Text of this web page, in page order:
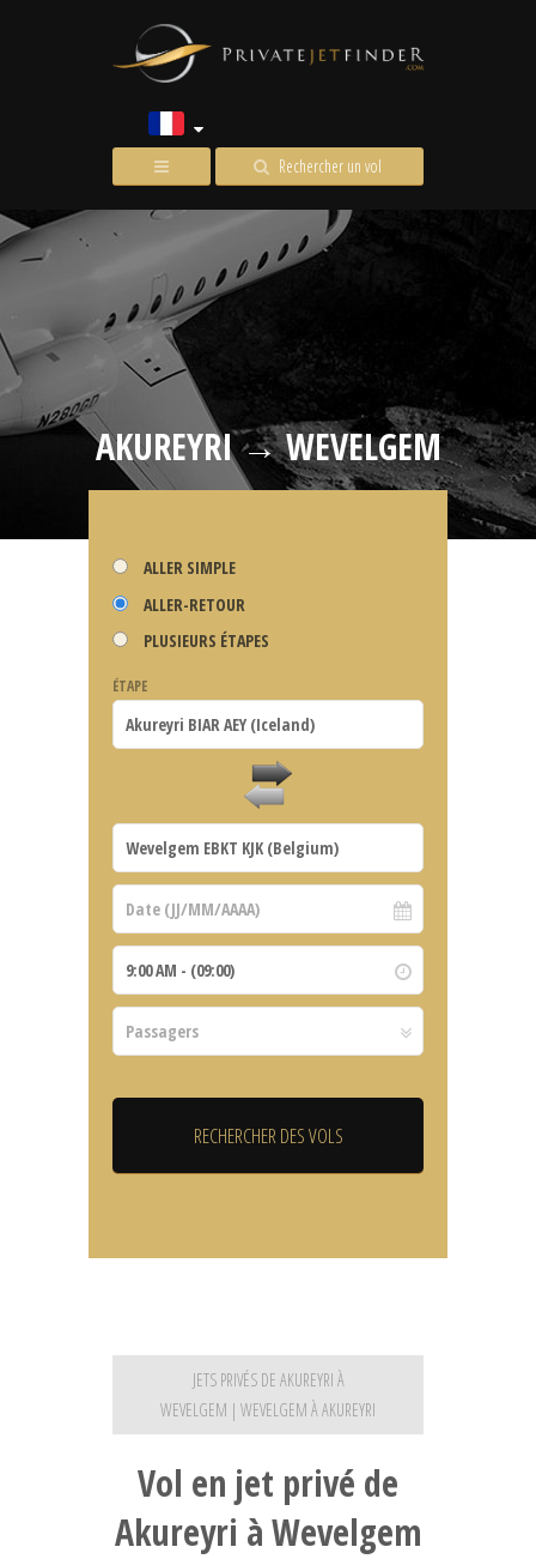
Rechercher un vol
AKUREYRI → WEVELGEM
ALLER SIMPLE
ALLER-RETOUR
PLUSIEURS ÉTAPES
ÉTAPE
JETS PRIVÉS DE AKUREYRI À
WEVELGEM | WEVELGEM À AKUREYRI
Vol en jet privé de
Akureyri à Wevelgem